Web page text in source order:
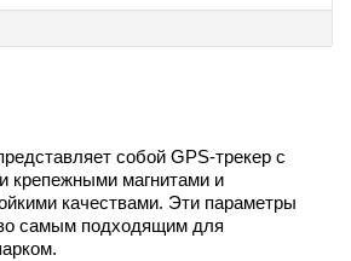
собой GPS-трекер с
крепежными магнитами и
качествами. Эти параметры
самым подходящим для